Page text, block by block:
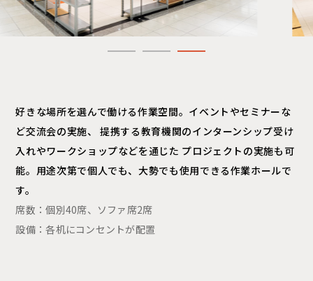
好きな場所を選んで働ける作業空間。イベントやセミナーな
ど交流会の実施、
提携する教育機関のインターンシップ受け
入れやワークショップなどを通じた プロジェクトの実施も可
能。用途次第で個人でも、大勢でも使用できる作業ホールで
す。
席数：個別40席、ソファ席2席
設備：各机にコンセントが配置